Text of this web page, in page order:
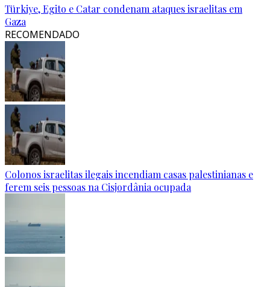
Türkiye, Egito e Catar condenam ataques israelitas em
Gaza
RECOMENDADO
Colonos israelitas ilegais incendiam casas palestinianas e
ferem seis pessoas na Cisjordânia ocupada